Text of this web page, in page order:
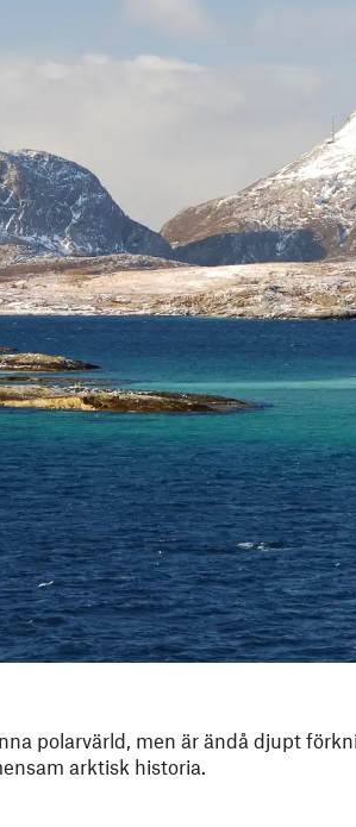
polarvärld, men är ändå djupt
arktisk historia.